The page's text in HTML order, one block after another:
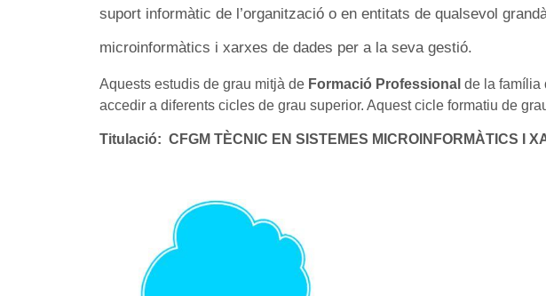
suport informàtic de l’organització o en entitats de qualsevol
microinformàtics i xarxes de dades per a la seva gestió.
Aquests estudis de grau mitjà de Formació Professional de la família
accedir a diferents cicles de grau superior. Aquest cicle formatiu de
Titulació: CFGM TÈCNIC EN SISTEMES MICROINFORMÀTICS I